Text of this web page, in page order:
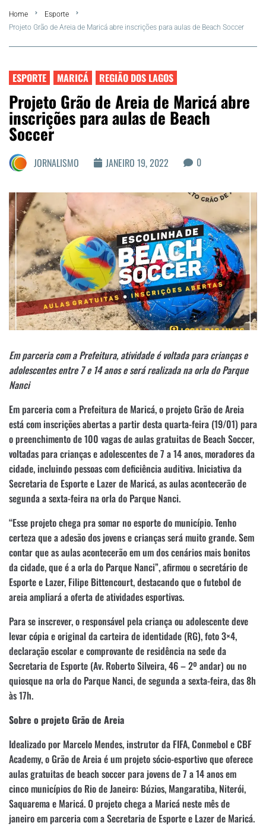
FLA Araru 2026
Região dos Lagos
Agenda Cultural
Colunistas
Home
Esporte
Projeto Grão de Areia de Maricá abre inscrições para aulas de Beach Soccer
ESPORTE MARICÁ REGIÃO DOS LAGOS
Projeto Grão de Areia de Maricá abre
inscrições para aulas de Beach
Soccer
JORNALISMO JANEIRO 19, 2022 0
Em parceria com a Prefeitura, atividade é voltada para crianças e
adolescentes entre 7 e 14 anos e será realizada na orla do Parque
Nanci
Em parceria com a Prefeitura de Maricá, o projeto Grão de Areia
está com inscrições abertas a partir desta quarta-feira (19/01) para
o preenchimento de 100 vagas de aulas gratuitas de Beach Soccer,
voltadas para crianças e adolescentes de 7 a 14 anos, moradores da
cidade, incluindo pessoas com deficiência auditiva. Iniciativa da
Secretaria de Esporte e Lazer de Maricá, as aulas acontecerão de
segunda a sexta-feira na orla do Parque Nanci.
“Esse projeto chega pra somar no esporte do município. Tenho
certeza que a adesão dos jovens e crianças será muito grande. Sem
contar que as aulas acontecerão em um dos cenários mais bonitos
da cidade, que é a orla do Parque Nanci”, afirmou o secretário de
Esporte e Lazer, Filipe Bittencourt, destacando que o futebol de
areia ampliará a oferta de atividades esportivas.
Para se inscrever, o responsável pela criança ou adolescente deve
levar cópia e original da carteira de identidade (RG), foto 3×4,
declaração escolar e comprovante de residência na sede da
Secretaria de Esporte (Av. Roberto Silveira, 46 – 2º andar) ou no
quiosque na orla do Parque Nanci, de segunda a sexta-feira, das 8h
às 17h.
Sobre o projeto Grão de Areia
Idealizado por Marcelo Mendes, instrutor da FIFA, Conmebol e CBF
Academy, o Grão de Areia é um projeto sócio-esportivo que oferece
aulas gratuitas de beach soccer para jovens de 7 a 14 anos em
cinco municípios do Rio de Janeiro: Búzios, Mangaratiba, Niterói,
Saquarema e Maricá. O projeto chega a Maricá neste mês de
janeiro em parceria com a Secretaria de Esporte e Lazer de Maricá.